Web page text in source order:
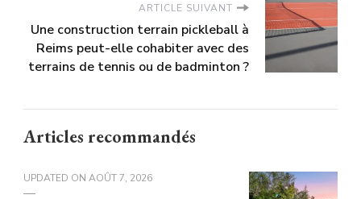
ARTICLE SUIVANT
Une construction terrain pickleball à
Reims peut-elle cohabiter avec des
terrains de tennis ou de badminton ?
Articles recommandés
UPDATED ON AOÛT 7, 2026